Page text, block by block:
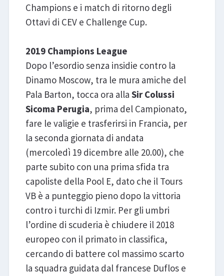
Champions e i match di ritorno degli
Ottavi di CEV e Challenge Cup.
2019 Champions League
Dopo l’esordio senza insidie contro la
Dinamo Moscow, tra le mura amiche del
Pala Barton, tocca ora alla Sir Colussi
Sicoma Perugia, prima del Campionato,
fare le valigie e trasferirsi in Francia, per
la seconda giornata di andata
(mercoledì 19 dicembre alle 20.00), che
parte subito con una prima sfida tra
capoliste della Pool E, dato che il Tours
VB è a punteggio pieno dopo la vittoria
contro i turchi di Izmir. Per gli umbri
l’ordine di scuderia è chiudere il 2018
europeo con il primato in classifica,
cercando di battere col massimo scarto
la squadra guidata dal francese Duflos e